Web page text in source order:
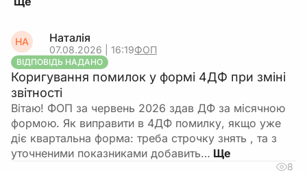
НА Наталія
07.08.2026 | 16:19ФОП
ВІДПОВІДЬ НАДАНО
Коригування помилок у формі 4ДФ при зміні
звітності
Вітаю! ФОП за червень 2026 здав ДФ за місячною
формою. Як виправити в 4ДФ помилку, якщо уже
діє квартальна форма: треба строчку знять , та з
уточненими показниками добавить…
8